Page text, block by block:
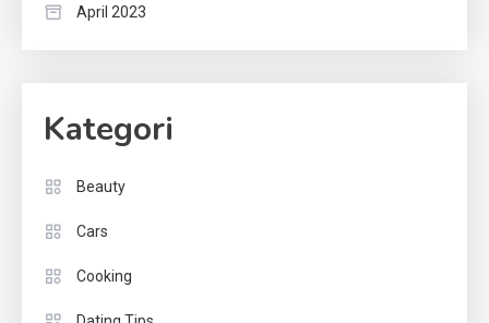
April 2023
Kategori
Beauty
Cars
Cooking